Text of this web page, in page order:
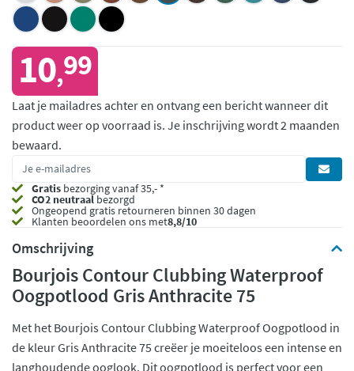
10,99
Laat je mailadres achter en ontvang een bericht wanneer dit
product weer op voorraad is. Je inschrijving wordt 2 maanden
bewaard.
Gratis bezorging vanaf 35,- *
CO2 neutraalbezorgd
Ongeopend gratis retourneren binnen 30 dagen
Klanten beoordelen ons met8,8/10
Omschrijving
Bourjois Contour Clubbing Waterproof
Oogpotlood Gris Anthracite 75
Met het Bourjois Contour Clubbing Waterproof Oogpotlood in
de kleur Gris Anthracite 75 creëer je moeiteloos een intense en
langhoudende ooglook. Dit oogpotlood is perfect voor een